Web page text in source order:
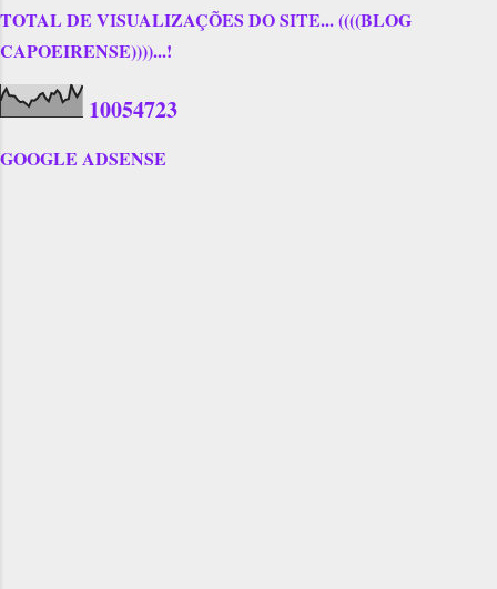
TOTAL DE VISUALIZAÇÕES DO SITE... ((((BLOG
CAPOEIRENSE))))...!
10054723
GOOGLE ADSENSE